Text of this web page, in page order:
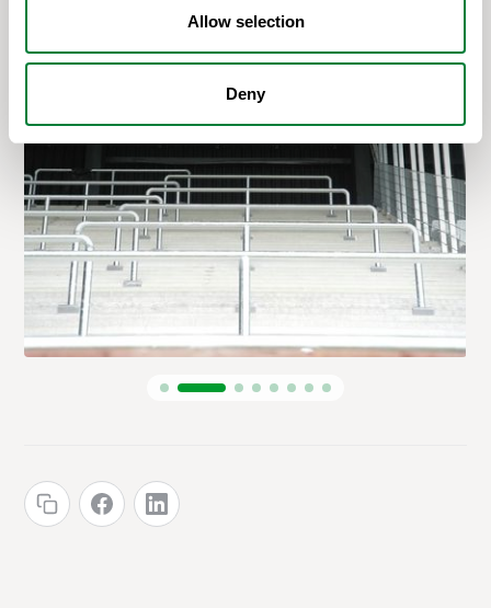
Allow selection
Deny